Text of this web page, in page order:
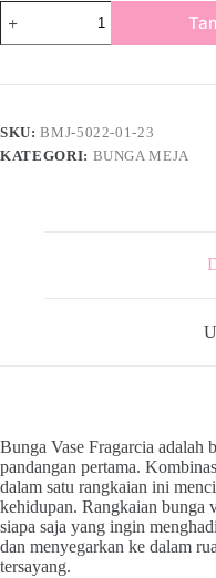
SKU:BMJ-5022-01-23
KATEGORI: BUNGA MEJA
Bunga Vase Fragarcia adalah
pandangan pertama.
dalam satu rangkaian ini
kehidupan. Rangkaian bunga
siapa saja yang ingin
dan menyegarkan ke dalam
tersayang.